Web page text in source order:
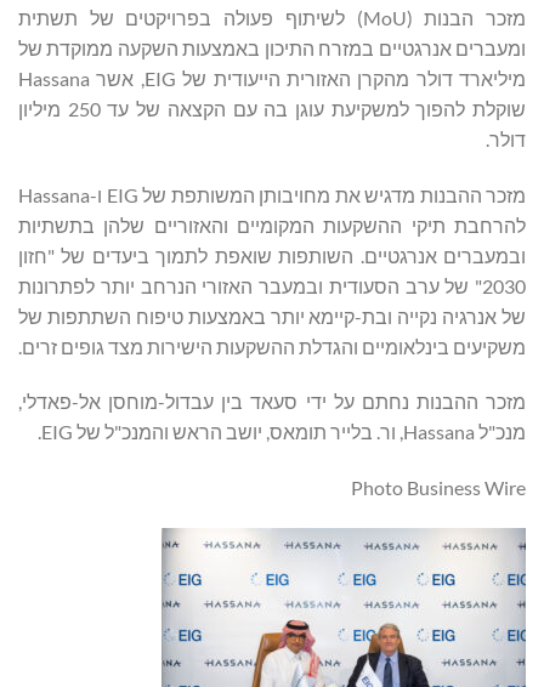
מזכר הבנות (MoU) לשיתוף פעולה בפרויקטים של תשתית
ומעברים אנרגטיים במזרח התיכון באמצעות השקעה ממוקדת של
מיליארד דולר מהקרן האזורית הייעודית של EIG, אשר Hassana
שוקלת להפוך למשקיעת עוגן בה עם הקצאה של עד 250 מיליון
דולר.
מזכר ההבנות מדגיש את מחויבותן המשותפת של EIG ו-Hassana
להרחבת תיקי ההשקעות המקומיים והאזוריים שלהן בתשתיות
ובמעברים אנרגטיים. השותפות שואפת לתמוך ביעדים של "חזון
2030" של ערב הסעודית ובמעבר האזורי הנרחב יותר לפתרונות
של אנרגיה נקייה ובת-קיימא יותר באמצעות טיפוח השתתפות של
משקיעים בינלאומיים והגדלת ההשקעות הישירות מצד גופים זרים.
מזכר ההבנות נחתם על ידי סעאד בין עבדול-מוחסן אל-פאדלי,
מנכ"ל Hassana, ור. בלייר תומאס, יושב הראש והמנכ"ל של EIG.
Photo Business Wire